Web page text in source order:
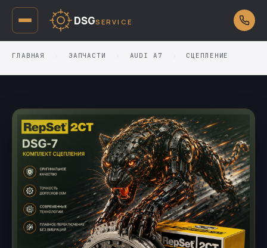
DSGSERVICE
ГЛАВНАЯ ЗАПЧАСТИ AUDI A7 СЦЕПЛЕНИЕ